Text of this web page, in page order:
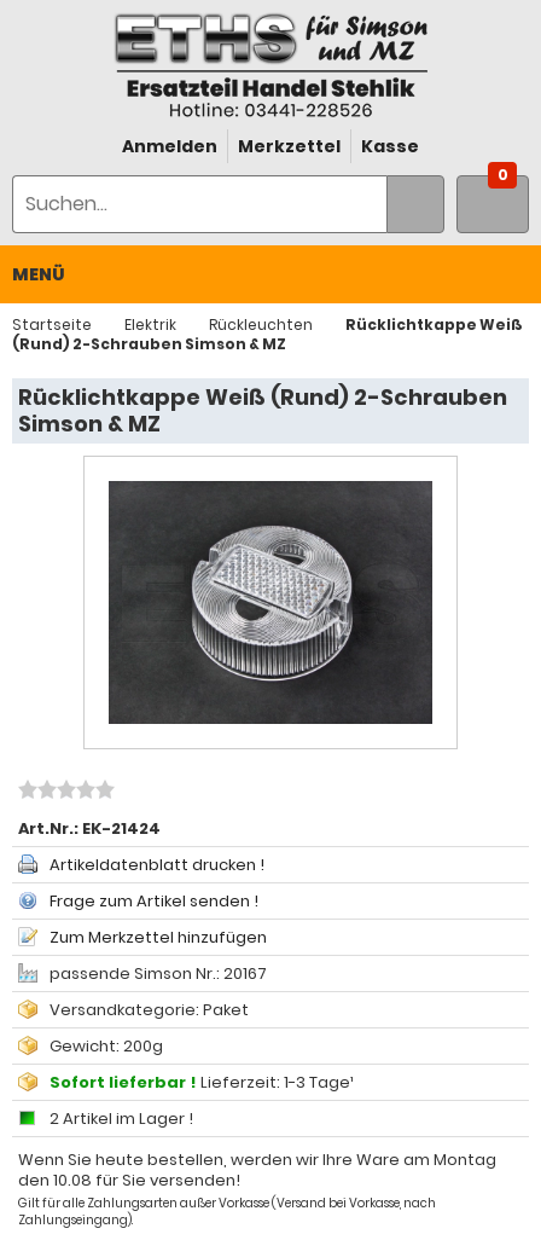
Anmelden Merkzettel Kasse
0
MENÜ
Startseite Elektrik Rückleuchten
Rücklichtkappe Weiß
(Rund) 2-Schrauben Simson & MZ
Rücklichtkappe Weiß (Rund) 2-Schrauben
Simson & MZ
Art.Nr.: EK-21424
Artikeldatenblatt drucken !
Frage zum Artikel senden !
Zum Merkzettel hinzufügen
passende Simson Nr.: 20167
Versandkategorie: Paket
Gewicht: 200g
Sofort lieferbar ! Lieferzeit: 1-3 Tage¹
2 Artikel im Lager !
Wenn Sie heute bestellen, werden wir Ihre Ware am Montag
den 10.08 für Sie versenden!
Gilt für alle Zahlungsarten außer Vorkasse (Versand bei Vorkasse, nach
Zahlungseingang).